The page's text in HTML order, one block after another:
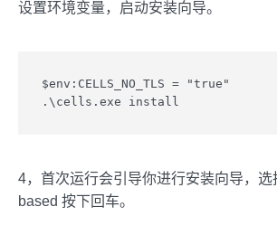
设置环境变量，启动安装向导。
$env:CELLS_NO_TLS = "true"
.\cells.exe install
4，首次运行会引导你进行安装向导，选
based 按下回车。